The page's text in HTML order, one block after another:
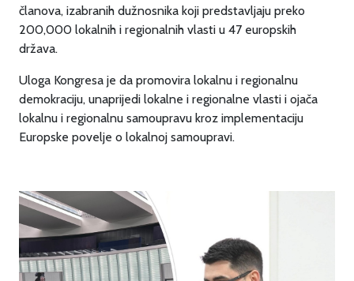
članova, izabranih dužnosnika koji predstavljaju preko
200,000 lokalnih i regionalnih vlasti u 47 europskih
država.
Uloga Kongresa je da promovira lokalnu i regionalnu
demokraciju, unaprijedi lokalne i regionalne vlasti i ojača
lokalnu i regionalnu samoupravu kroz implementaciju
Europske povelje o lokalnoj samoupravi.